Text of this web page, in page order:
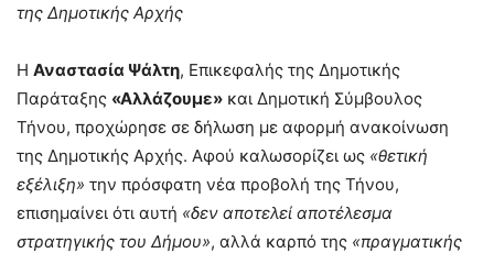
της Δημοτικής Αρχής
Η Αναστασία Ψάλτη, Επικεφαλής της Δημοτικής
Παράταξης «Αλλάζουμε» και Δημοτική Σύμβουλος
Τήνου, προχώρησε σε δήλωση με αφορμή ανακοίνωση
της Δημοτικής Αρχής. Αφού καλωσορίζει ως «θετική
εξέλιξη» την πρόσφατη νέα προβολή της Τήνου,
επισημαίνει ότι αυτή «δεν αποτελεί αποτέλεσμα
στρατηγικής του Δήμου», αλλά καρπό της «πραγματικής